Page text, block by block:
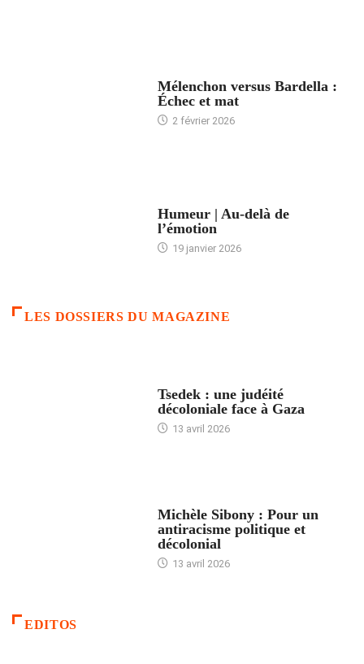
Mélenchon versus Bardella :
Échec et mat
2 février 2026
Humeur | Au-delà de
l’émotion
19 janvier 2026
LES DOSSIERS DU MAGAZINE
Tsedek : une judéité
décoloniale face à Gaza
13 avril 2026
Michèle Sibony : Pour un
antiracisme politique et
décolonial
13 avril 2026
EDITOS